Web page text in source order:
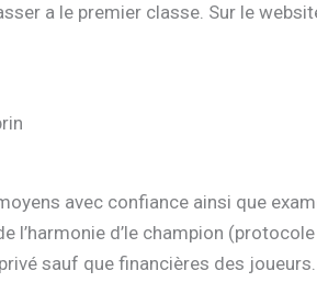
a le premier classe. Sur le
avec confiance ainsi que
d’le champion
sauf que financières des